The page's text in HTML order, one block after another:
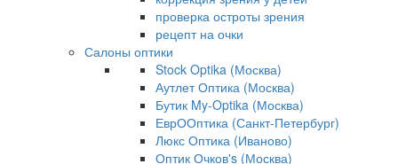
проверка остроты зрения
рецепт на очки
Салоны оптики
Stock Optika (Москва)
Аутлет Оптика (Москва)
Бутик My-Optika (Москва)
ЕврООптика (Санкт-Петербург)
Люкс Оптика (Иваново)
Оптик Очков's (Москва)